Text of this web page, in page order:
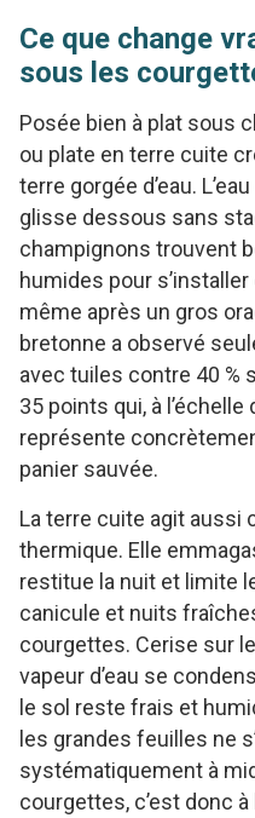
Ce que change
sous les
Posée bien à plat sous
ou plate en terre cuite
terre gorgée d’eau.
glisse dessous sans
champignons trouvent
humides pour
même après un gros
bretonne a observé
avec tuiles contre 40 %
35 points qui, à l’échelle
représente
panier sauvée.
La terre cuite agit aussi
thermique. Elle
restitue la nuit et limite
canicule et nuits
courgettes. Cerise sur
vapeur d’eau se
le sol reste frais et
les grandes feuilles ne
systématiquement à
courgettes, c’est donc